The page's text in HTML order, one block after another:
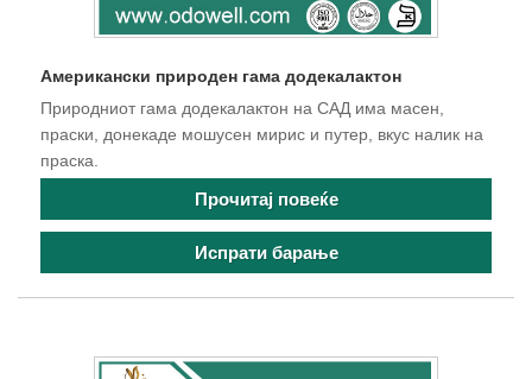
Американски природен гама додекалактон
Природниот гама додекалактон на САД има масен,
праски, донекаде мошусен мирис и путер, вкус налик на
праска.
Прочитај повеќе
Испрати барање